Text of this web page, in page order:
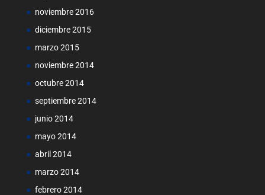
noviembre 2016
diciembre 2015
marzo 2015
noviembre 2014
octubre 2014
septiembre 2014
junio 2014
mayo 2014
abril 2014
marzo 2014
febrero 2014